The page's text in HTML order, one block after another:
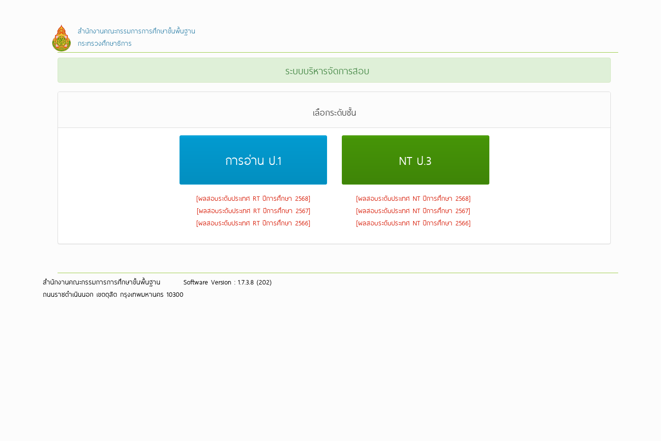
สำนักงานคณะกรรมการการศึกษาขั้นพื้นฐาน
กระทรวงศึกษาธิการ
ระบบบริหารจัดการสอบ
เลือกระดับชั้น
[ผลสอบระดับประเทศ RT ปีการศึกษา 2568]
[ผลสอบระดับประเทศ RT ปีการศึกษา 2567]
[ผลสอบระดับประเทศ RT ปีการศึกษา 2566]
[ผลสอบระดับประเทศ NT ปีการศึกษา 2568]
[ผลสอบระดับประเทศ NT ปีการศึกษา 2567]
[ผลสอบระดับประเทศ NT ปีการศึกษา 2566]
สำนักงานคณะกรรมการการศึกษาขั้นพื้นฐาน
ถนนราชดำเนินนอก เขตดุสิต กรุงเทพมหานคร 10300
Software Version : 1.7.3.8 (202)